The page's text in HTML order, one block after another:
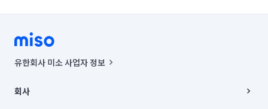
유한회사 미소 사업자 정보
00019 |
회사